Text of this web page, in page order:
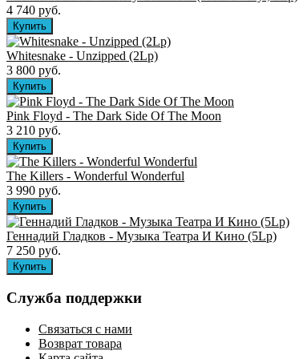
4 740 руб.
Whitesnake - Unzipped (2Lp)
3 800 руб.
Pink Floyd - The Dark Side Of The Moon
3 210 руб.
The Killers ‎- Wonderful Wonderful
3 990 руб.
Геннадий Гладков - Музыка Театра И Кино (5Lp)
7 250 руб.
Служба поддержки
Связаться с нами
Возврат товара